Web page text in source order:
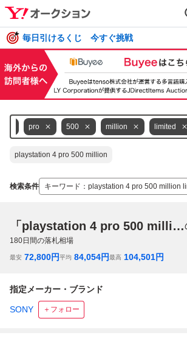
毎日引けるくじ 今すぐ挑戦
pro 500 million limited
playstation 4 pro 500 million
検索条件 キーワード ： playstation 4 pro 500 million
「playstation 4 pro 500 million limited」
180日間の落札相場
最安 72,800円平均 84,054円最高 104,501円
指定メーカー・ブランド
SONY ＋フォロー